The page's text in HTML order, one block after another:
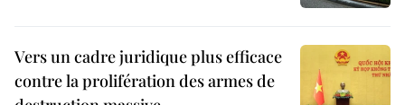
Vers un cadre juridique plus efficace
contre la prolifération des armes de